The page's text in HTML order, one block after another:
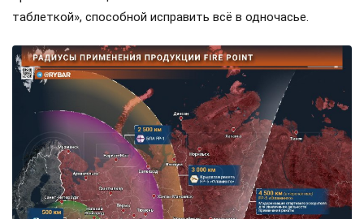
таблеткой», способной исправить всё в одночасье.